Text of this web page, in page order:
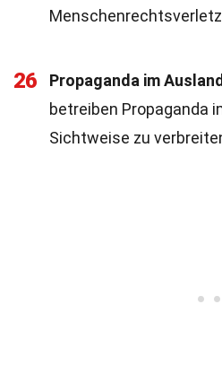
26 Propaganda im Ausland
betreiben Propaganda
Sichtweise zu